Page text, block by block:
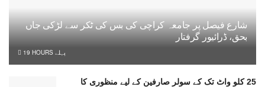
شارع فیصل پر جامعہ کراچی کی بس کی ٹکر سے لڑکی جاں
بحق، ڈرائیور گرفتار
19 HOURS پہلے
25 کلو واٹ تک کے سولر صارفین کے لیے منظوری کا